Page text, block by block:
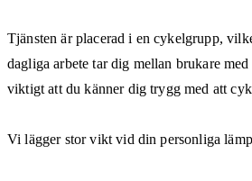
Tjänsten är placerad i en cykelgrupp,
dagliga arbete tar dig mellan brukare
viktigt att du känner dig trygg med att
Vi lägger stor vikt vid din personliga